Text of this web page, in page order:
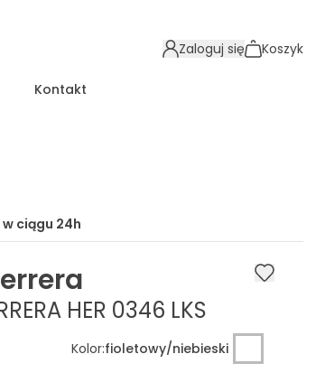
Zaloguj się Koszyk
Kontakt
w ciągu 24h
HER 0346 LKS
Kolor:fioletowy/niebieski